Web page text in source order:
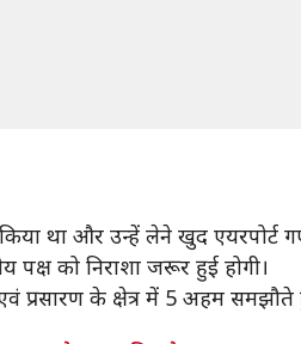
था और उन्हें लेने खुद एयरपोर्ट
को निराशा जरूर हुई होगी।
प्रसारण के क्षेत्र में 5 अहम समझौते